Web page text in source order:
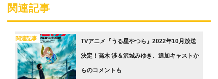
関連記事
関連記事 TVアニメ『うる星やつら』2022年10月放送
決定！高木 渉＆沢城みゆき、追加キャストか
らのコメントも